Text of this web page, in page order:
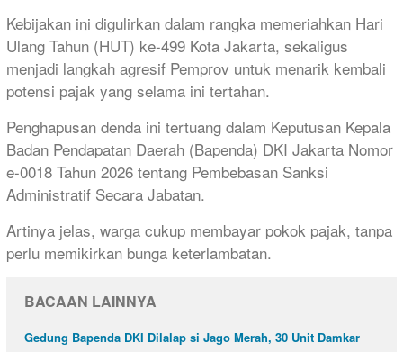
Kebijakan ini digulirkan dalam rangka memeriahkan Hari
Ulang Tahun (HUT) ke-499 Kota Jakarta, sekaligus
menjadi langkah agresif Pemprov untuk menarik kembali
potensi pajak yang selama ini tertahan.
Penghapusan denda ini tertuang dalam Keputusan Kepala
Badan Pendapatan Daerah (Bapenda) DKI Jakarta Nomor
e-0018 Tahun 2026 tentang Pembebasan Sanksi
Administratif Secara Jabatan.
Artinya jelas, warga cukup membayar pokok pajak, tanpa
perlu memikirkan bunga keterlambatan.
BACAAN LAINNYA
Gedung Bapenda DKI Dilalap si Jago Merah, 30 Unit Damkar